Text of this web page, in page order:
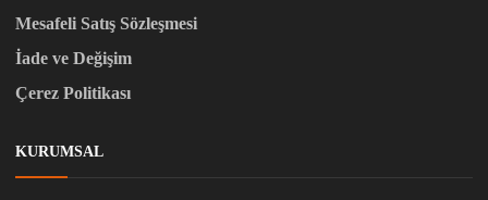
Mesafeli Satış Sözleşmesi
İade ve Değişim
Çerez Politikası
KURUMSAL